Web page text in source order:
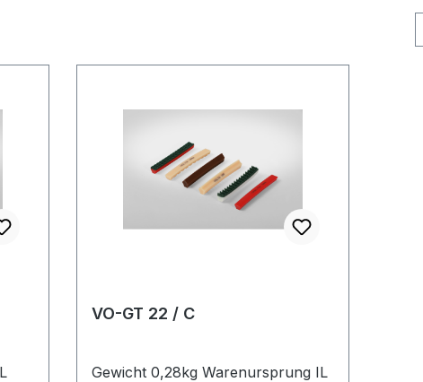
VO-GT 22 / C
Gewicht 0,28kg Warenursprung IL